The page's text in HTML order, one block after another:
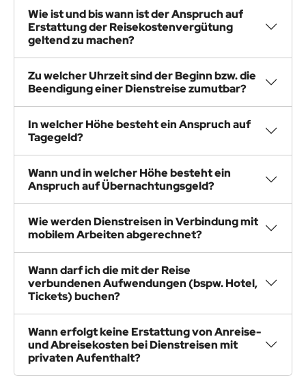
Wie ist und bis wann ist der Anspruch auf
Erstattung der Reisekostenvergütung
geltend zu machen?
Zu welcher Uhrzeit sind der Beginn bzw. die
Beendigung einer Dienstreise zumutbar?
In welcher Höhe besteht ein Anspruch auf
Tagegeld?
Wann und in welcher Höhe besteht ein
Anspruch auf Übernachtungsgeld?
Wie werden Dienstreisen in Verbindung mit
mobilem Arbeiten abgerechnet?
Wann darf ich die mit der Reise
verbundenen Aufwendungen (bspw. Hotel,
Tickets) buchen?
Wann erfolgt keine Erstattung von Anreise-
und Abreisekosten bei Dienstreisen mit
privaten Aufenthalt?